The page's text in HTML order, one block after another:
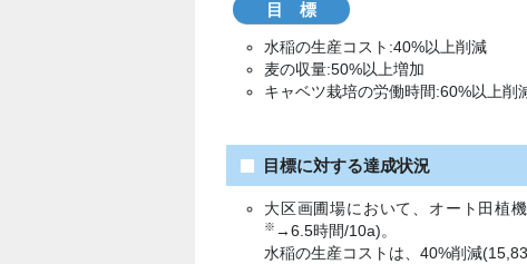
目標
水稲の生産コスト:40%以上削減
麦の収量:50%以上増加
キャベツ栽培の労働時間:60%以上削
目標に対する達成状況
大区画圃場において、オート田植
※ →6.5時間/10a)。
水稲の生産コストは、40%削減